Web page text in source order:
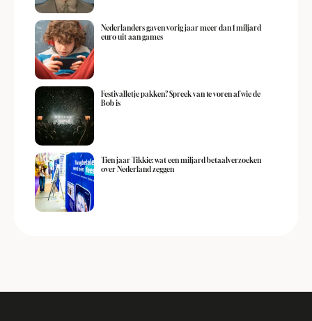
Nederlanders gaven vorig jaar meer dan 1 miljard
euro uit aan games
Festivalletje pakken? Spreek van te voren af wie de
Bob is
Tien jaar Tikkie: wat een miljard betaalverzoeken
over Nederland zeggen